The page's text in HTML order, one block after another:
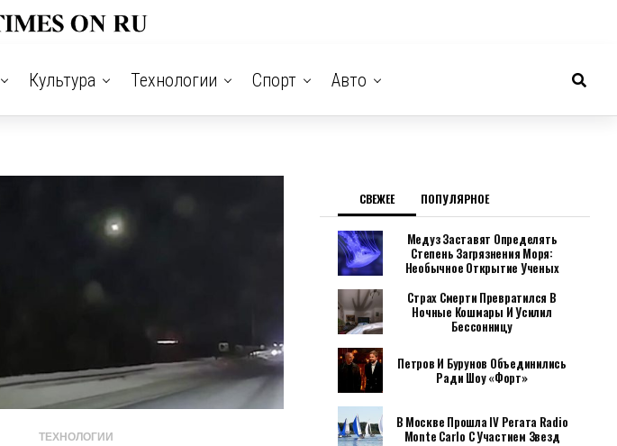
Культура Технологии Спорт Авто
ТЕХНОЛОГИИ
СВЕЖЕЕ ПОПУЛЯРНОЕ
Медуз Заставят Определять
Степень Загрязнения Моря:
Необычное Открытие Ученых
Страх Смерти Превратился В
Ночные Кошмары И Усилил
Бессонницу
Петров И Бурунов Объединились
Ради Шоу «Форт»
В Москве Прошла IV Регата Radio
Monte Carlo С Участием Звезд